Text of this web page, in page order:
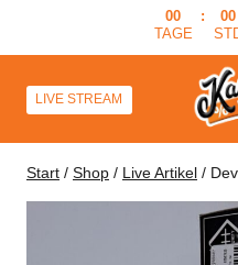
00
TAGE
:
00
LIVE STREAM
Start / Shop / Live Artikel /